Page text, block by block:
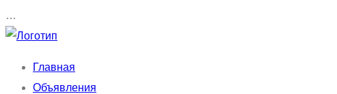
…
Главная
Объявления